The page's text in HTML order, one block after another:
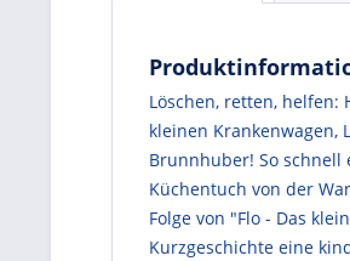
Löschen, retten, helfen:
kleinen Krankenwagen,
Brunnhuber! So schnell
Küchentuch von der
Folge von "Flo - Das
Kurzgeschichte eine